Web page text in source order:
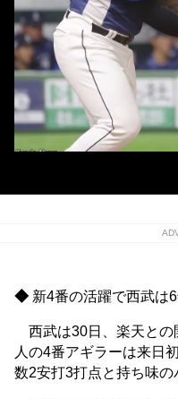
◆ 新4番の活躍で西武は
西武は30日、楽天との
人の4番アギラーは来日
数2安打3打点と持ち味の